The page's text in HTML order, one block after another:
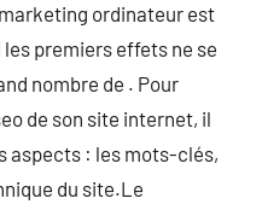
ordinateur est
premiers effets ne se
nombre de . Pour
de son site internet, il
aspects : les mots-clés,
du site.Le